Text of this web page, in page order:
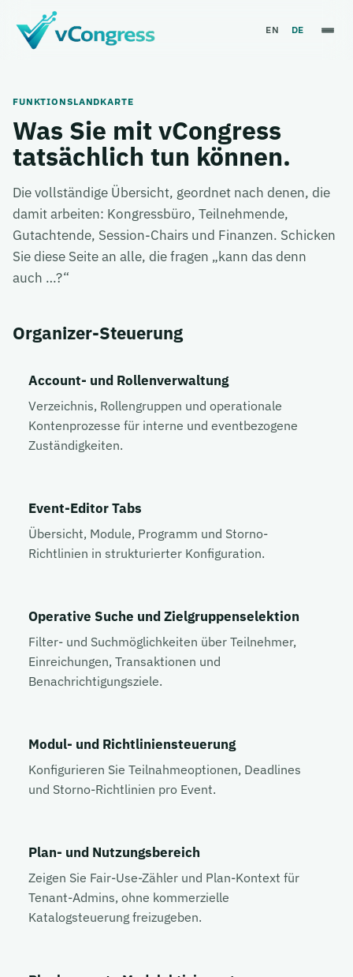
EN DE
FUNKTIONSLANDKARTE
Was Sie mit vCongress
tatsächlich tun können.
Die vollständige Übersicht, geordnet nach denen, die
damit arbeiten: Kongressbüro, Teilnehmende,
Gutachtende, Session-Chairs und Finanzen. Schicken
Sie diese Seite an alle, die fragen „kann das denn
auch …?“
Organizer-Steuerung
Account- und Rollenverwaltung
Verzeichnis, Rollengruppen und operationale
Kontenprozesse für interne und eventbezogene
Zuständigkeiten.
Event-Editor Tabs
Übersicht, Module, Programm und Storno-
Richtlinien in strukturierter Konfiguration.
Operative Suche und Zielgruppenselektion
Filter- und Suchmöglichkeiten über Teilnehmer,
Einreichungen, Transaktionen und
Benachrichtigungsziele.
Modul- und Richtliniensteuerung
Konfigurieren Sie Teilnahmeoptionen, Deadlines
und Storno-Richtlinien pro Event.
Plan- und Nutzungsbereich
Zeigen Sie Fair-Use-Zähler und Plan-Kontext für
Tenant-Admins, ohne kommerzielle
Katalogsteuerung freizugeben.